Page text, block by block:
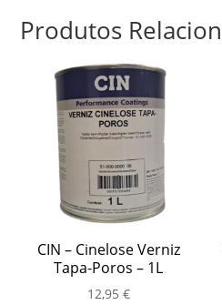
Produtos
CIN – Cinelose Verniz
Tapa-Poros – 1L
12,95 €